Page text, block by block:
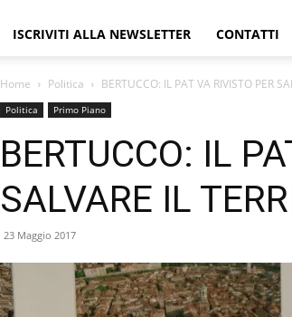
ISCRIVITI ALLA NEWSLETTER CONTATTI
Home Politica BERTUCCO: IL PAT VA RIVISTO PER
Politica Primo Piano
BERTUCCO: IL
SALVARE IL
23 Maggio 2017